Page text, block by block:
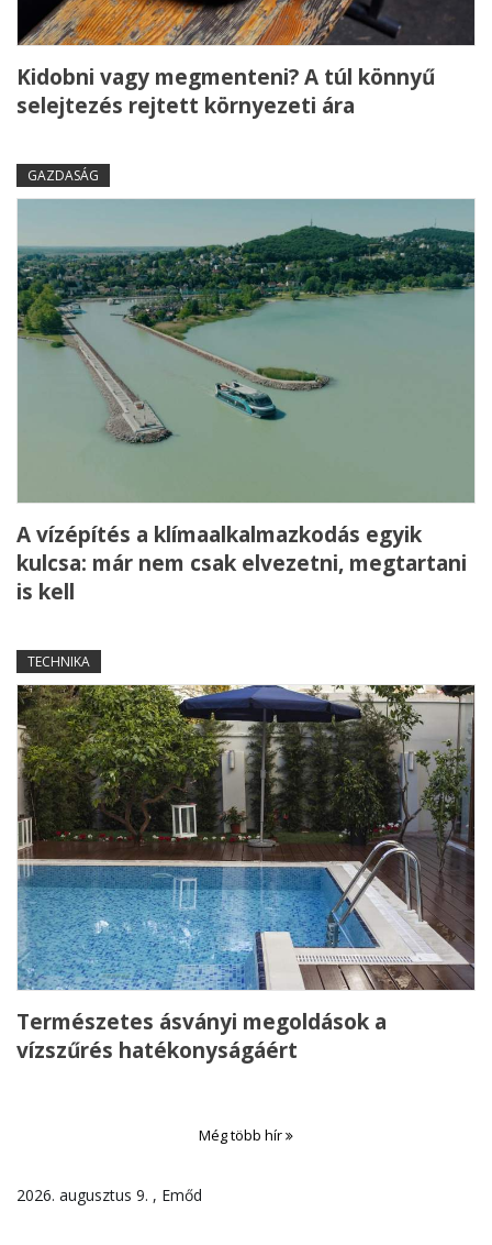
Kidobni vagy megmenteni? A túl könnyű
selejtezés rejtett környezeti ára
GAZDASÁG
A vízépítés a klímaalkalmazkodás egyik
kulcsa: már nem csak elvezetni, megtartani
is kell
TECHNIKA
Természetes ásványi megoldások a
vízszűrés hatékonyságáért
Még több hír
2026. augusztus 9. , Emőd